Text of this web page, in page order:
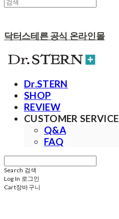
닥터스테른 공식 온라인몰
Dr.STERN
SHOP
REVIEW
CUSTOMER SERVICE
Q&A
FAQ
Search 검색
Log In 로그인
Cart장바구니